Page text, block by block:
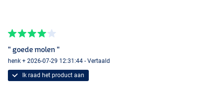
" goede molen "
henk + 2026-07-29 12:31:44 - Vertaald
Ik raad het product aan